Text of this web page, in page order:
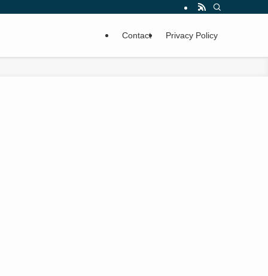
Contact Privacy Policy